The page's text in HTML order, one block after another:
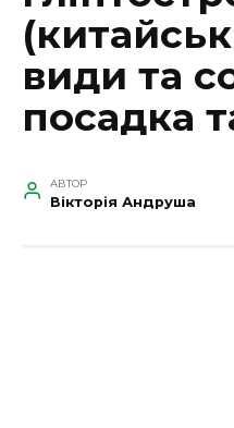
види та
посадка
АВТОР
Вікторія Андруша